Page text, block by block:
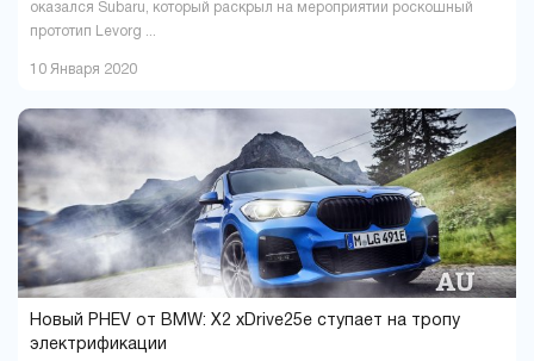
оказался Subaru, который раскрыл на мероприятии роскошный
прототип Levorg ...
10 Января 2020
Новый PHEV от BMW: X2 xDrive25e ступает на тропу
электрификации